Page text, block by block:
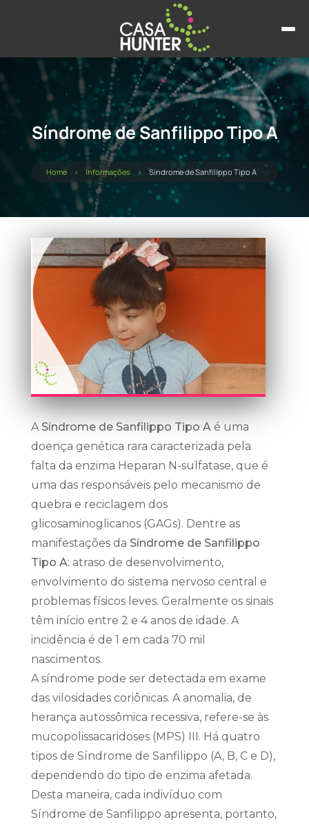
Síndrome de Sanfilippo Tipo A
Home Informações Síndrome de Sanfilippo Tipo A
A Síndrome de Sanfilippo Tipo Aé uma
doença genética rara caracterizada pela
falta da enzima Heparan N-sulfatase, que é
uma das responsáveis pelo mecanismo de
quebra e reciclagem dos
glicosaminoglicanos (GAGs). Dentre as
manifestações da Síndrome de Sanfilippo
Tipo A: atraso de desenvolvimento,
envolvimento do sistema nervoso central e
problemas físicos leves. Geralmente os sinais
têm início entre 2 e 4 anos de idade. A
incidência é de 1 em cada 70 mil
nascimentos.
A síndrome pode ser detectada em exame
das vilosidades coriônicas. A anomalia, de
herança autossômica recessiva, refere-se às
mucopolissacaridoses (MPS) III. Há quatro
tipos de Síndrome de Sanfilippo (A, B, C e D),
dependendo do tipo de enzima afetada.
Desta maneira, cada indivíduo com
Síndrome de Sanfilippo apresenta, portanto,